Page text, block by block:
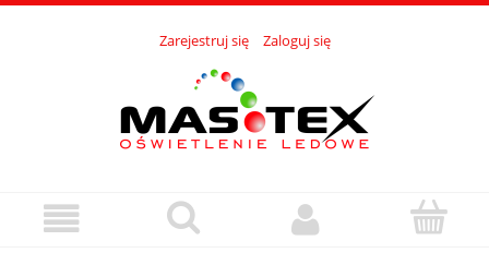
Zarejestruj się Zaloguj się